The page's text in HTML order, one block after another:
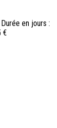
en jours :
€